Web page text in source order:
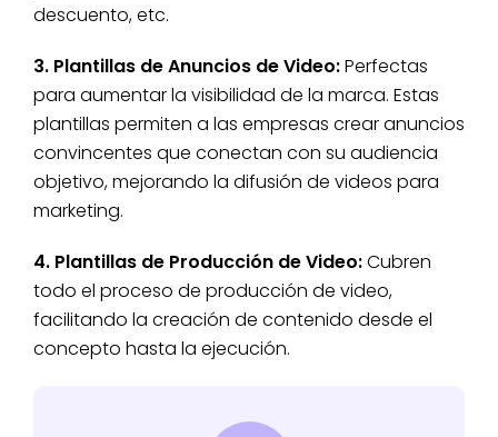
descuento, etc.
3. Plantillas de Anuncios de Video:Perfectas
para aumentar la visibilidad de la marca. Estas
plantillas permiten a las empresas crear anuncios
convincentes que conectan con su audiencia
objetivo, mejorando la difusión de videos para
marketing.
4. Plantillas de Producción de Video:Cubren
todo el proceso de producción de video,
facilitando la creación de contenido desde el
concepto hasta la ejecución.